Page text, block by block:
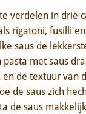
verdelen in drie
rigatoni, fusilli en
saus de
met saus
de textuur van
de saus zich
de saus